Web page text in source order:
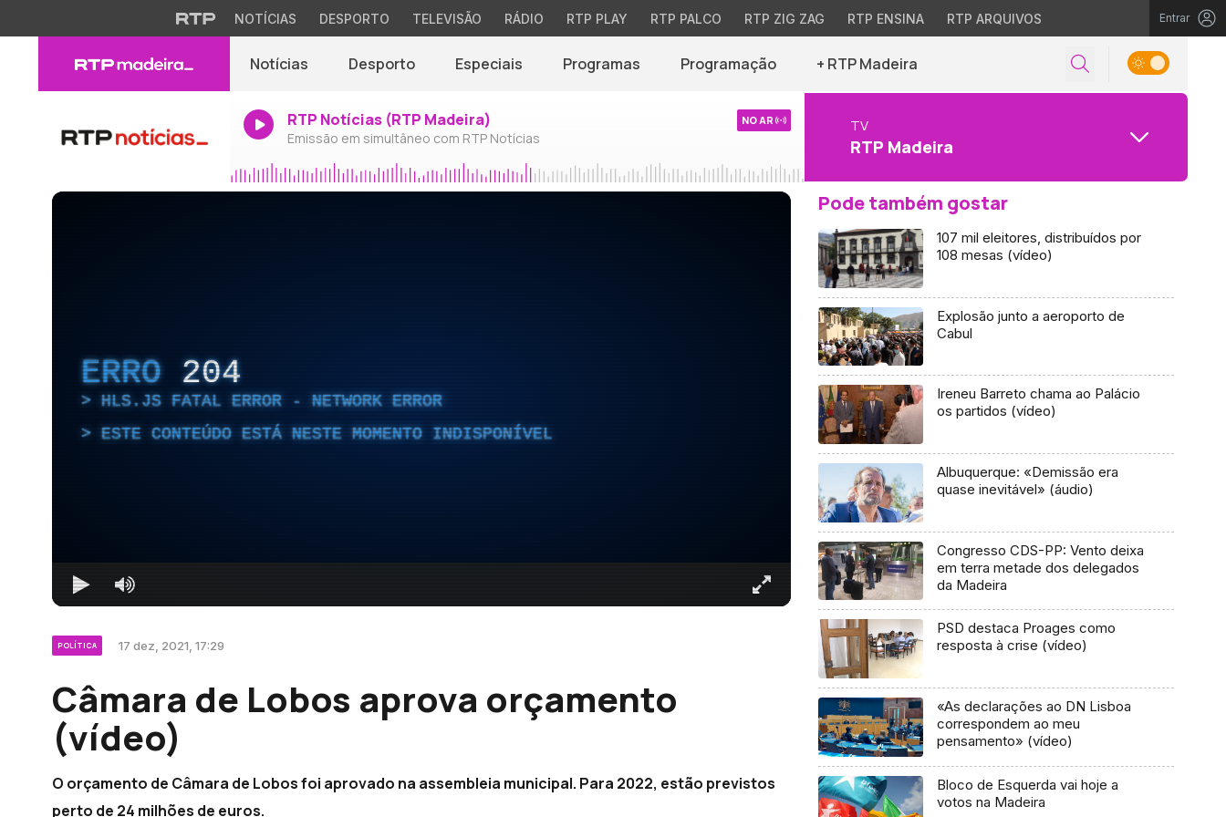
NOTÍCIAS DESPORTO TELEVISÃO RÁDIO RTP PLAY RTP PALCO RTP ZIG ZAG RTP ENSINA RTP ARQUIVOS Entrar
Notícias Desporto Especiais Programas Programação + RTP Madeira
RTP Notícias (RTP Madeira)
Emissão em simultâneo com RTP Notícias
NO AR TV
RTP Madeira
ERRO 204
HLS.JS FATAL ERROR - NETWORK ERROR
ESTE CONTEÚDO ESTÁ NESTE MOMENTO INDISPONÍVEL
POLÍTICA 17 dez, 2021, 17:29
Câmara de Lobos aprova orçamento
(vídeo)
O orçamento de Câmara de Lobos foi aprovado na assembleia municipal. Para 2022, estão previstos
perto de 24 milhões de euros.
Pode também gostar
107 mil eleitores, distribuídos por
108 mesas (vídeo)
Explosão junto a aeroporto de
Cabul
Ireneu Barreto chama ao Palácio
os partidos (vídeo)
Albuquerque: «Demissão era
quase inevitável» (áudio)
Congresso CDS-PP: Vento deixa
em terra metade dos delegados
da Madeira
PSD destaca Proages como
resposta à crise (vídeo)
«As declarações ao DN Lisboa
correspondem ao meu
pensamento» (vídeo)
Bloco de Esquerda vai hoje a
votos na Madeira